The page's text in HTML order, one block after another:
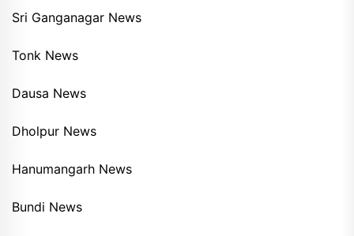
Sri Ganganagar News
Tonk News
Dausa News
Dholpur News
Hanumangarh News
Bundi News